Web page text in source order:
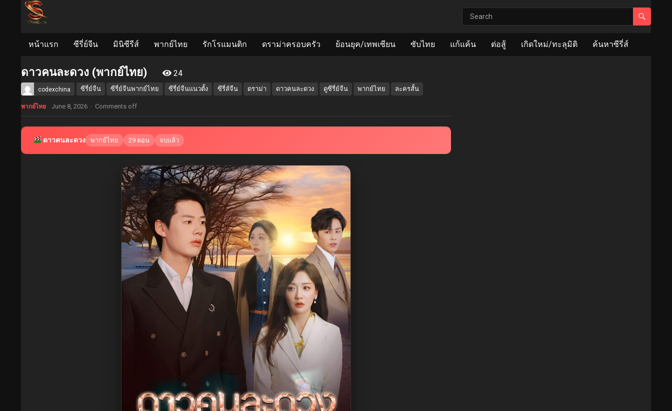
หน้าแรก ซีรี่ย์จีน มินิซีรีส์ พากย์ไทย รักโรแมนติก ดราม่าครอบครัว ย้อนยุค/เทพเซียน ซับไทย แก้แค้น ต่อสู้ เกิดใหม่/ทะลุมิติ ค้นหาซีรี่ส์
ดาวคนละดวง (พากย์ไทย) 24
codexchina ซีรี่ย์จีน ซีรี่ย์จีนพากย์ไทย ซีรี่ย์จีนแนวตั้ง ซีรี่ส์จีน ดราม่า ดาวคนละดวง ดูซีรี่ย์จีน พากย์ไทย ละครสั้น
พากย์ไทย June 8, 2026 · Comments off
ดาวคนละดวง พากย์ไทย 29 ตอน จบแล้ว